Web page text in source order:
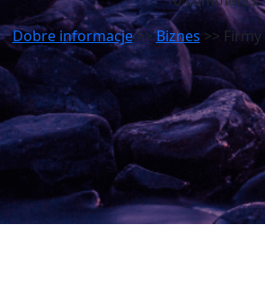
Dobre informacje>>Biznes>> Firmy